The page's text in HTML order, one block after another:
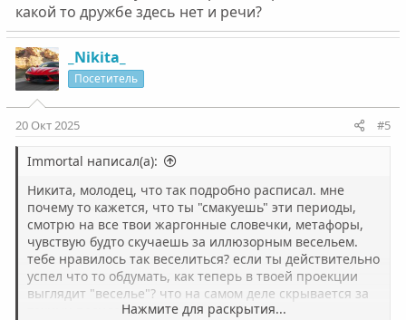
какой то дружбе здесь нет и речи?
_Nikita_
Посетитель
20 Окт 2025 #5
Immortal написал(а):
Никита, молодец, что так подробно расписал. мне
почему то кажется, что ты "смакуешь" эти периоды,
смотрю на все твои жаргонные словечки, метафоры,
чувствую будто скучаешь за иллюзорным весельем.
тебе нравилось так веселиться? если ты действительно
успел что то обдумать, как теперь в твоей проекции
выглядит "веселье"? что на самом деле скрывается за
такими посиделками?Нажмите для раскрытия...